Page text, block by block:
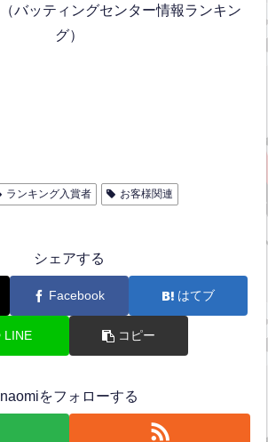
（バッティングセンター情報ランキン
グ）
ランキング入賞者
お客様関連
シェアする
Facebook はてブ
LINE コピー
naomiをフォローする